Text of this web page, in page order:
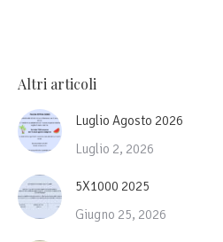
Altri articoli
Luglio Agosto 2026
Luglio 2, 2026
5X1000 2025
Giugno 25, 2026